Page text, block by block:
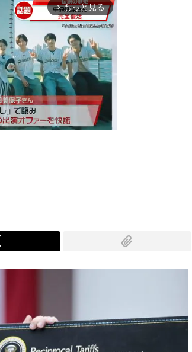
arrow_forward_ios もっと見る